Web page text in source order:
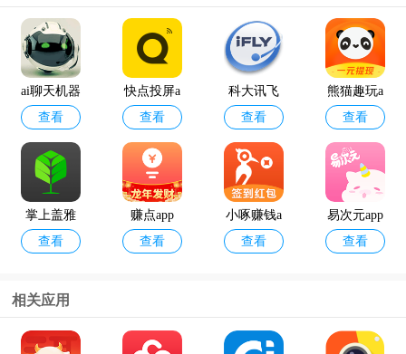
ai聊天机器
人
查看
快点投屏a
pp
查看
科大讯飞
语音引擎
最新版
查看
熊猫趣玩a
pp官方版
查看
掌上盖雅
考勤app官
查看
赚点app
查看
小啄赚钱a
pp
查看
易次元app
查看
12398能源
geektyper
相关应用